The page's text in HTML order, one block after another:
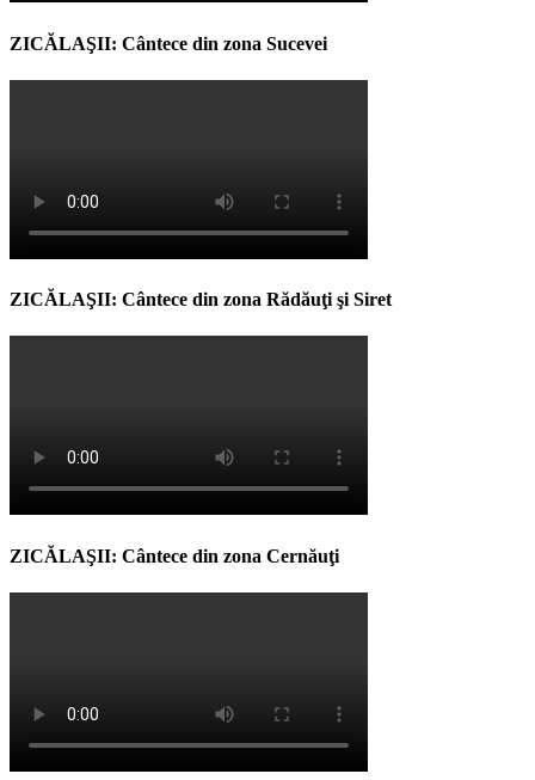
ZICĂLAŞII: Cântece din zona Sucevei
ZICĂLAŞII: Cântece din zona Rădăuţi şi Siret
ZICĂLAŞII: Cântece din zona Cernăuţi